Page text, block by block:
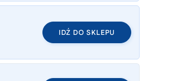
IDŹ DO SKLEPU